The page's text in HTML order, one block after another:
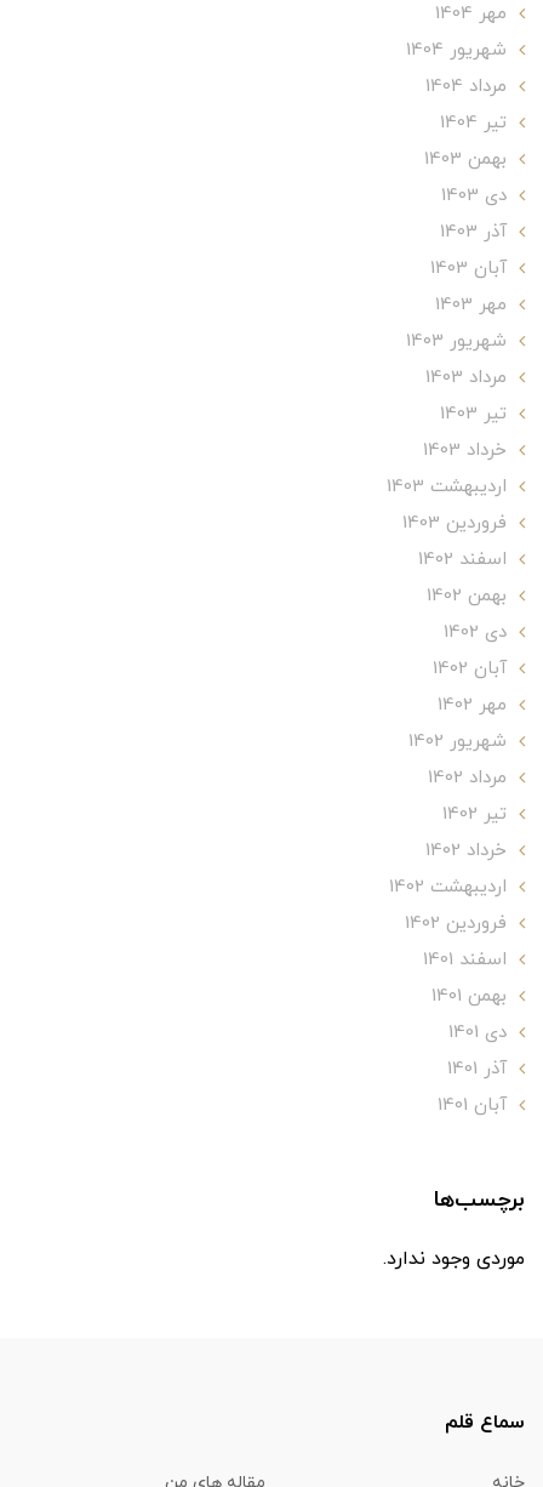
مهر 1404
شهریور 1404
مرداد 1404
تير 1404
بهمن 1403
دی 1403
آذر 1403
آبان 1403
مهر 1403
شهریور 1403
مرداد 1403
تير 1403
خرداد 1403
ارديبهشت 1403
فروردین 1403
اسفند 1402
بهمن 1402
دی 1402
آبان 1402
مهر 1402
شهریور 1402
مرداد 1402
تير 1402
خرداد 1402
ارديبهشت 1402
فروردین 1402
اسفند 1401
بهمن 1401
دی 1401
آذر 1401
آبان 1401
برچسب‌ها
موردی وجود ندارد.
سماع قلم